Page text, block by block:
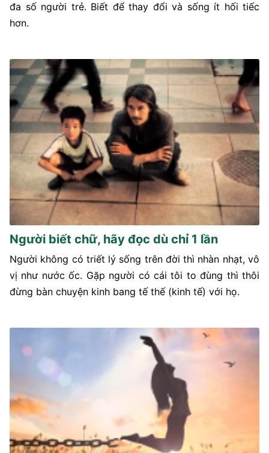
đa số người trẻ. Biết để thay đổi và sống ít hối tiếc
hơn.
Người biết chữ, hãy đọc dù chỉ 1 lần
Người không có triết lý sống trên đời thì nhàn nhạt, vô
vị như nước ốc. Gặp người có cái tôi to đùng thì thôi
đừng bàn chuyện kinh bang tế thế (kinh tế) với họ.